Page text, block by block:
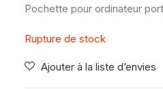
Pochette pour ordinateur
Rupture de stock
Ajouter à la liste d’envies